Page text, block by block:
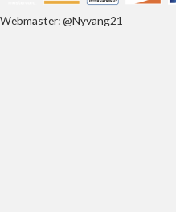
Webmaster: @Nyvang21